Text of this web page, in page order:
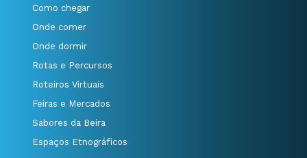
Como chegar
Onde comer
Onde dormir
Rotas e Percursos
Roteiros Virtuais
Feiras e Mercados
Sabores da Beira
Espaços Etnográficos